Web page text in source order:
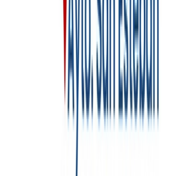
barreras financieras y geográficas,
de empresas en cualquier grado de
Los agentes de
un asesoramiento personalizado
de cada empresa. Esto asegura que
se adapten a los objetivos y desafíos
el impacto de la transformación digital.
Tecnológicas: Para las pymes y
abrumados por la tecnología, el Kit